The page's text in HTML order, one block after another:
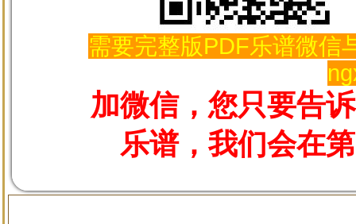
需要完整版PDF乐谱微信
加微信，您只要告
乐谱，我们会在